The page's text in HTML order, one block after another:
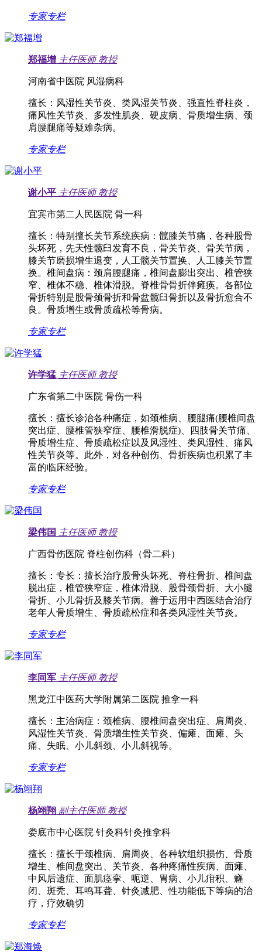
专家专栏
郑福增 主任医师 教授
河南省中医院 风湿病科
擅长： 风湿性关节炎、类风湿关节炎、强直性脊柱炎，
痛风性关节炎、多发性肌炎、硬皮病、骨质增生病、颈
肩腰腿痛等疑难杂病。
专家专栏
谢小平 主任医师 教授
宜宾市第二人民医院 骨一科
擅长： 特别擅长关节系统疾病：髋膝关节痛，各种股骨
头坏死，先天性髋臼发育不良，骨关节炎、骨关节病，
膝关节磨损增生退变，人工髋关节置换、人工膝关节置
换。椎间盘病：颈肩腰腿痛，椎间盘膨出突出、椎管狭
窄、椎体不稳、椎体滑脱。脊椎骨骨折伴瘫痪。各部位
骨折特别是股骨颈骨折和骨盆髋臼骨折以及骨折愈合不
良。骨质增生或骨质疏松等骨病。
专家专栏
许学猛 主任医师 教授
广东省第二中医院 骨伤一科
擅长： 擅长诊治各种痛症，如颈椎病、腰腿痛(腰椎间盘
突出症、腰椎管狭窄症、腰椎滑脱症)、四肢骨关节痛、
骨质增生症、骨质疏松症以及风湿性、类风湿性、痛风
性关节炎等。此外，对各种创伤、骨折疾病也积累了丰
富的临床经验。
专家专栏
梁伟国 主任医师 教授
广西骨伤医院 脊柱创伤科（骨二科）
擅长： 专长：擅长治疗股骨头坏死、脊柱骨折、椎间盘
脱出症，椎管狭窄症，椎体滑脱、股骨颈骨折、大小腿
骨折、小儿骨折及膝关节病。善于运用中西医结合治疗
老年人骨质增生、骨质疏松症和各类风湿性关节炎。
专家专栏
李同军 主任医师 教授
黑龙江中医药大学附属第二医院 推拿一科
擅长： 主治病症：颈椎病、腰椎间盘突出症、肩周炎、
风湿性关节炎、骨质增生性关节炎、偏瘫、面瘫、头
痛、失眠、小儿斜颈、小儿斜视等。
专家专栏
杨翊翔 副主任医师 教授
娄底市中心医院 针灸科针灸推拿科
擅长： 擅长于颈椎病、肩周炎、各种软组织损伤、骨质
增生、椎间盘突出、关节炎、各种疼痛性疾病、面瘫、
中风后遗症、面肌痉挛、呃逆、胃病、小儿疳积、癃
闭、斑秃、耳鸣耳聋、针灸减肥、性功能低下等病的治
疗，疗效确切
专家专栏